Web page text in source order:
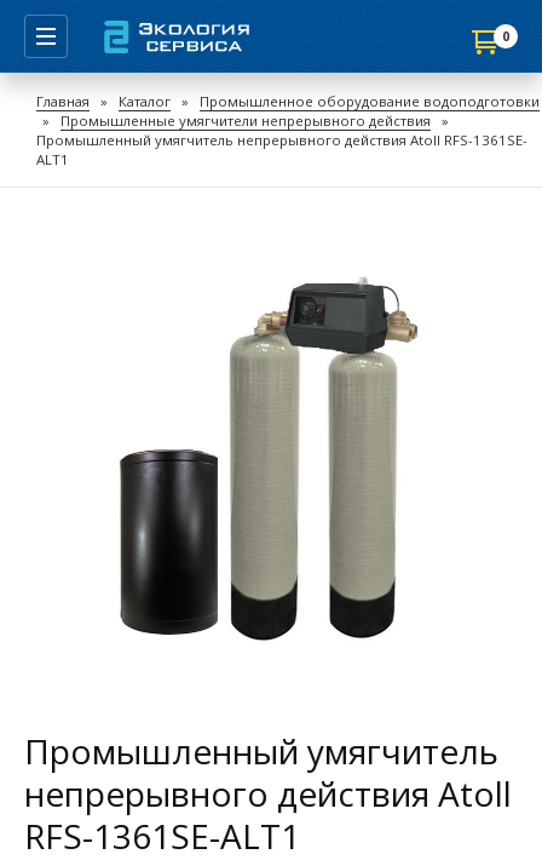
0
Главная » Каталог »
Промышленное оборудование водоподготовки
»
Промышленные умягчители непрерывного действия
»
Промышленный умягчитель непрерывного действия Atoll RFS-1361SE-
ALT1
Промышленный умягчитель
непрерывного действия Atoll
RFS-1361SE-ALT1
Продолжить покупки
Перейти в корзину